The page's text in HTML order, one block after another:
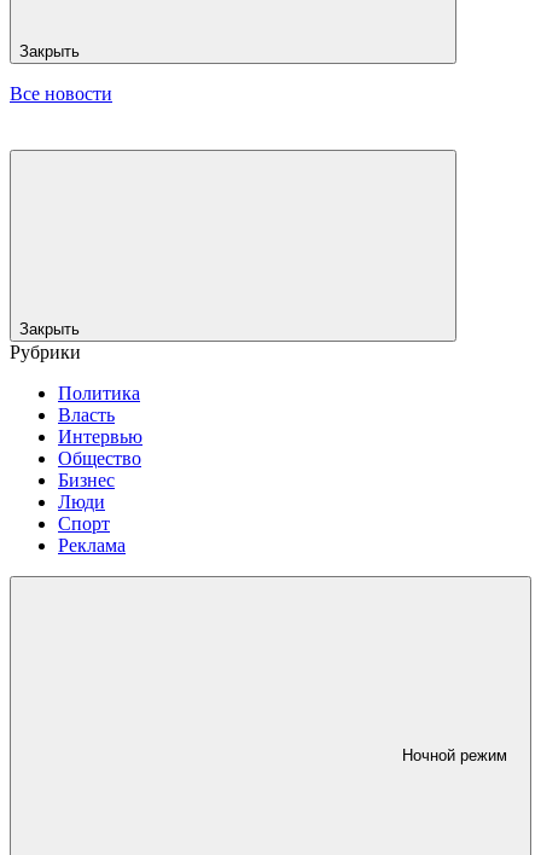
Закрыть
Все новости
Закрыть
Рубрики
Политика
Власть
Интервью
Общество
Бизнес
Люди
Спорт
Реклама
Ночной режим